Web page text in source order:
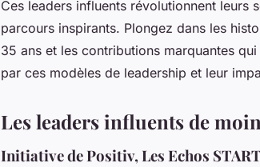
Ces leaders influents révolutionnent leurs
parcours inspirants. Plongez dans les
35 ans et les contributions marquantes
par ces modèles de leadership et leur
Les leaders influents de
Initiative de Positiv, Les Echos